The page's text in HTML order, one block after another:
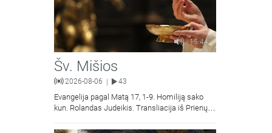
15:44
Šv. Mišios
2026-08-06 | 43
Evangelija pagal Matą 17, 1-9. Homiliją sako
kun. Rolandas Judeikis. Transliacija iš Prienų